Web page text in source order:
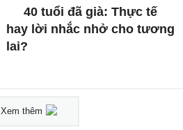
40 tuổi đã già: Thực tế
hay lời nhắc nhở cho tương
lai?
Xem thêm